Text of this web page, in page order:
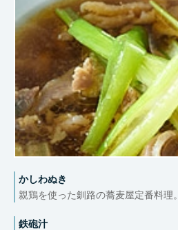
かしわぬき
親鶏を使った釧路の蕎麦屋定番料理。
鉄砲汁